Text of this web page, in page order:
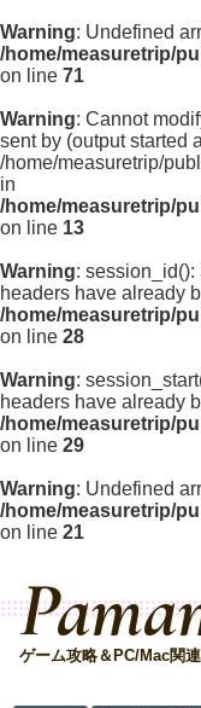
Warning: Undefined
/home/measuretrip/
on line 71
Warning: Cannot
sent by (output started
/home/measuretrip/
in
/home/measuretrip/
on line 13
Warning:
headers have already
/home/measuretrip/
on line 28
Warning:
headers have already
/home/measuretrip/
on line 29
Warning: Undefined
/home/measuretrip/
on line 21
ゲーム攻略＆PC/Mac関